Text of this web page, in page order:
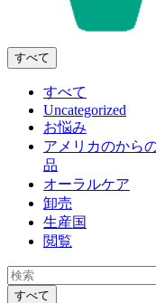
すべて
すべて
Uncategorized
お悩み
アメリカのから
品
オーラルケア
卸売
生産国
閲覧
すべて